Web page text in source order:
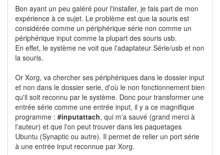
Bon ayant un peu galéré pour l'installer, je fais part de mon
expérience à ce sujet. Le problème est que la souris est
considérée comme un périphérique série non comme un
périphérique input comme la plupart des souris usb.
En effet, le système ne voit que l'adaptateur Série/usb et non
la souris.
Or Xorg, va chercher ses périphériques dans le dossier input
et non dans le dossier serie, d'où le non fonctionnement bien
qu'il soit reconnu par le système. Donc pour transformer une
entrée série comme une entrée input, il y a ce magnifique
programme : #inputattach, qui m'a sauvé (grand merci à
l'auteur) et que l'on peut trouver dans les paquetages
Ubuntu (Synaptic ou autre). Il permet de relier un port série
à une entrée input reconnue par Xorg.